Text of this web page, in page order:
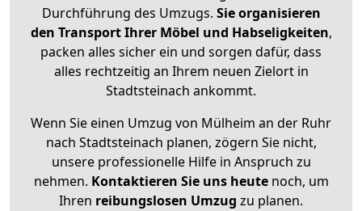
Durchführung des Umzugs. Sie organisieren
den Transport Ihrer Möbel und Habseligkeiten,
packen alles sicher ein und sorgen dafür, dass
alles rechtzeitig an Ihrem neuen Zielort in
Stadtsteinach ankommt.
Wenn Sie einen Umzug von Mülheim an der Ruhr
nach Stadtsteinach planen, zögern Sie nicht,
unsere professionelle Hilfe in Anspruch zu
nehmen. Kontaktieren Sie uns heutenoch, um
Ihren reibungslosen Umzug zu planen.